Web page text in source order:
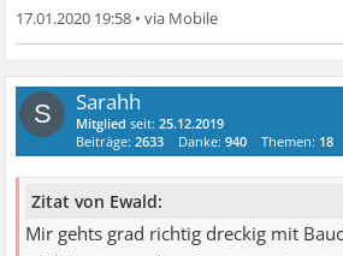
17.01.2020 19:58 •
S Sarahh
Mitglied seit:25.12.2019
Beiträge:2633 Danke:940 Themen: 18
Zitat von Ewald:
Mir gehts grad richtig dreckig mit